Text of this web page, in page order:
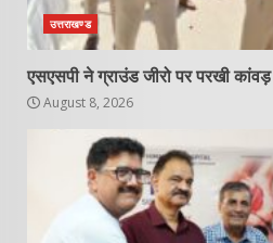
उत्तराखण्ड
एसएसपी ने ग्राउंड जीरो पर परखी कांवड़
August 8, 2026